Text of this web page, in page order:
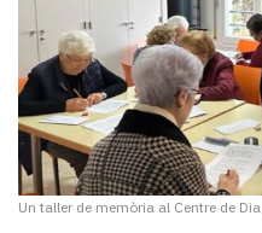
Un taller de memòria al Centre de Dia